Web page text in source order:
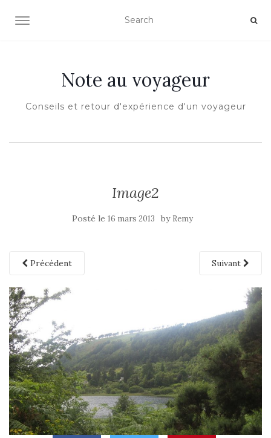
OUVRIR/FERMER LA NAVIGATION
Note au voyageur
Conseils et retour d'expérience d'un voyageur
Image2
Posté le 16 mars 2013 by Remy
Précédent Suivant